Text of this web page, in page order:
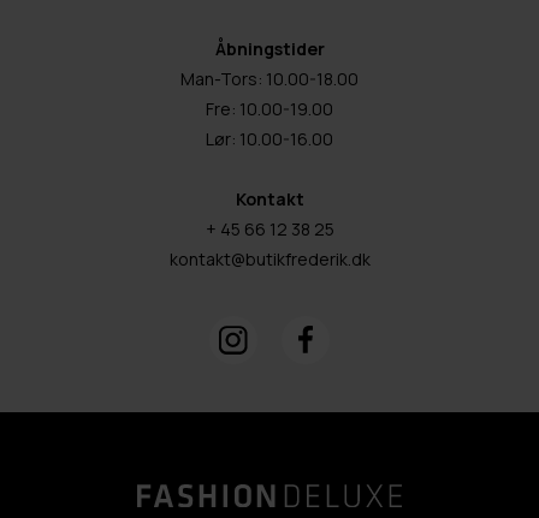
Åbningstider
Man-Tors: 10.00-18.00
Fre: 10.00-19.00
Lør: 10.00-16.00
Kontakt
+ 45 66 12 38 25
kontakt@butikfrederik.dk